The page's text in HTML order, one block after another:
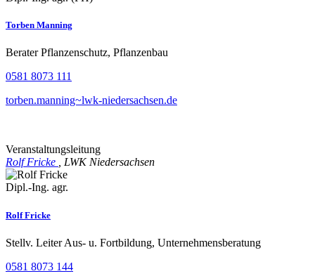
Torben Manning
Berater Pflanzenschutz, Pflanzenbau
0581 8073 111
torben.manning~lwk-niedersachsen.de
Veranstaltungsleitung
Rolf Fricke , LWK Niedersachsen
Dipl.-Ing. agr.
Rolf Fricke
Stellv. Leiter Aus- u. Fortbildung, Unternehmensberatung
0581 8073 144